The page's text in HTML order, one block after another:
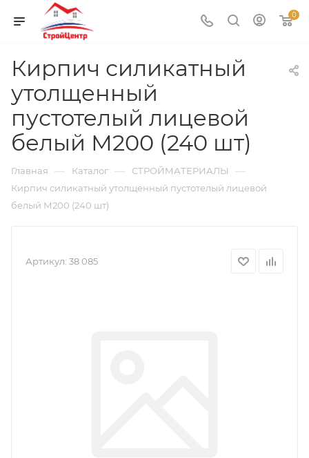
0
Кирпич силикатный
утолщенный
пустотелый лицевой
белый М200 (240 шт)
Главная — Каталог — СТРОЙМАТЕРИАЛЫ —
Кирпич силикатный утолщенный пустотелый лицевой
белый М200 (240 шт)
Артикул: 38 085